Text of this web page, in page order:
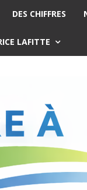
DES CHIFFRES
LAFITTE